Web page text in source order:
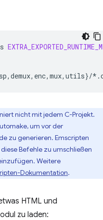
}
nicht mit jedem C-Projekt.
um vor der
zu generieren. Emscripten
diese Befehle zu umschließen
Weitere
Dokumentation.
HTML und
zu laden: